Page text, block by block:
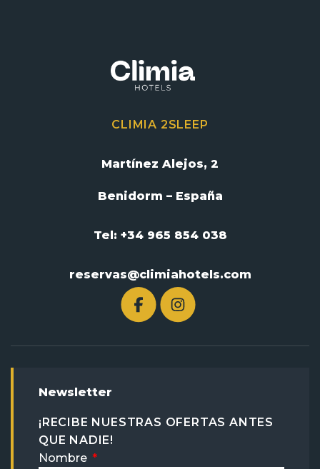
CLIMIA 2SLEEP
Martínez Alejos, 2
Benidorm – España
Tel: +34 965 854 038
reservas@climiahotels.com
Newsletter
¡RECIBE NUESTRAS OFERTAS ANTES
QUE NADIE!
Nombre